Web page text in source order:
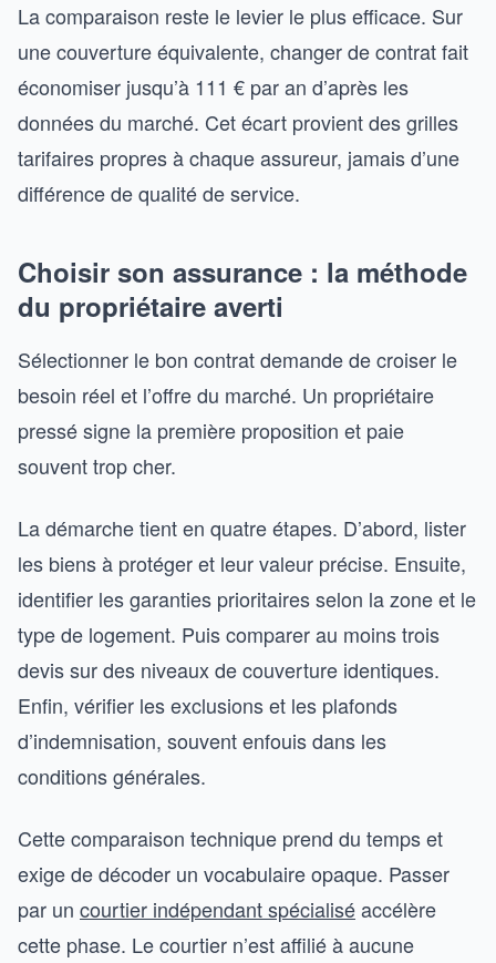
La comparaison reste le levier le plus efficace. Sur
une couverture équivalente, changer de contrat fait
économiser jusqu’à 111 € par an d’après les
données du marché. Cet écart provient des grilles
tarifaires propres à chaque assureur, jamais d’une
différence de qualité de service.
Choisir son assurance : la méthode
du propriétaire averti
Sélectionner le bon contrat demande de croiser le
besoin réel et l’offre du marché. Un propriétaire
pressé signe la première proposition et paie
souvent trop cher.
La démarche tient en quatre étapes. D’abord, lister
les biens à protéger et leur valeur précise. Ensuite,
identifier les garanties prioritaires selon la zone et le
type de logement. Puis comparer au moins trois
devis sur des niveaux de couverture identiques.
Enfin, vérifier les exclusions et les plafonds
d’indemnisation, souvent enfouis dans les
conditions générales.
Cette comparaison technique prend du temps et
exige de décoder un vocabulaire opaque. Passer
par un courtier indépendant spécialiséaccélère
cette phase. Le courtier n’est affilié à aucune